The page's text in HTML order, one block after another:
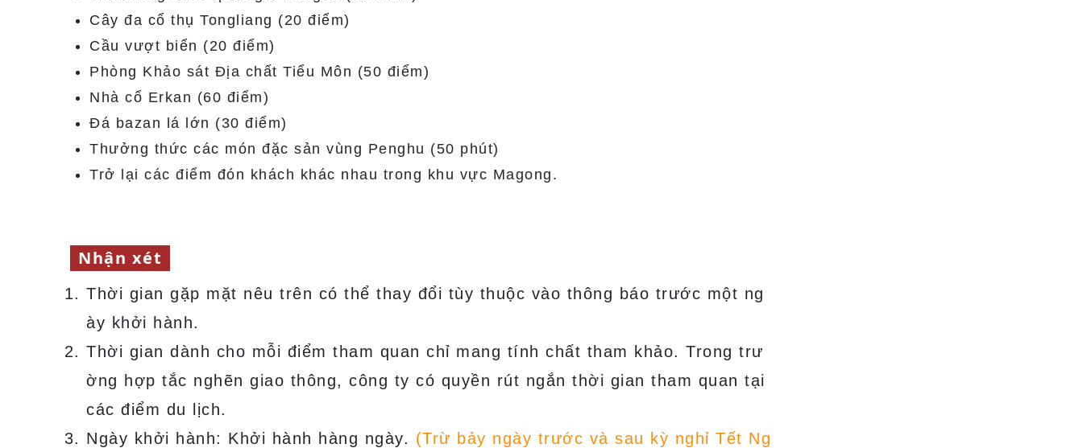
Cây đa cổ thụ Tongliang (20 điểm)
Cầu vượt biển (20 điểm)
Phòng Khảo sát Địa chất Tiểu Môn (50 điểm)
Nhà cổ Erkan (60 điểm)
Đá bazan lá lớn (30 điểm)
Thưởng thức các món đặc sản vùng Penghu (50 phút)
Trở lại các điểm đón khách khác nhau trong khu vực Magong.
Nhận xét
Thời gian gặp mặt nêu trên có thể thay đổi tùy thuộc vào thông báo trước một ng
ày khởi hành.
Thời gian dành cho mỗi điểm tham quan chỉ mang tính chất tham khảo. Trong trư
ờng hợp tắc nghẽn giao thông, công ty có quyền rút ngắn thời gian tham quan tại
các điểm du lịch.
Ngày khởi hành: Khởi hành hàng ngày. (Trừ bảy ngày trước và sau kỳ nghỉ Tết Ng